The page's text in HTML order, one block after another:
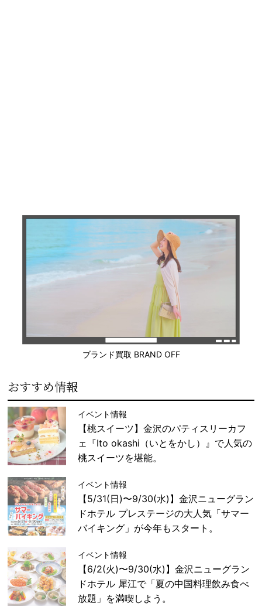
ブランド買取 BRAND OFF
おすすめ情報
イベント情報
【桃スイーツ】金沢のパティスリーカフ
ェ『Ito okashi（いとをかし）』で人気の
桃スイーツを堪能。
イベント情報
【5/31(日)〜9/30(水)】金沢ニューグラン
ドホテル プレステージの大人気「サマー
バイキング」が今年もスタート。
イベント情報
【6/2(火)〜9/30(水)】金沢ニューグラン
ドホテル 犀江で「夏の中国料理飲み食べ
放題」を満喫しよう。